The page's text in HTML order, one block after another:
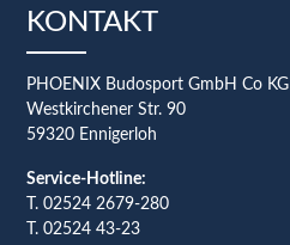
KONTAKT
PHOENIX Budosport GmbH Co KG
Westkirchener Str. 90
59320 Ennigerloh
Service-Hotline:
T. 02524 2679-280
T. 02524 43-23